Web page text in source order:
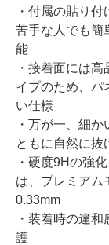
・付属の貼り
苦手な人でも簡
能
・接着面には
イプのため、パ
い仕様
・万が一、細
ともに自然に抜
・硬度9Hの強
は、プレミアム
0.33mm
・装着時の違
護